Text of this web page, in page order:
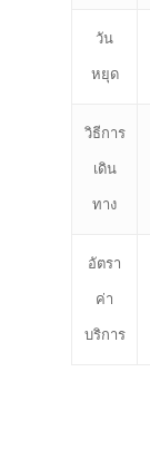
วัน
หยุด
วิธีการ
เดิน
ทาง
อัตรา
ค่า
บริการ